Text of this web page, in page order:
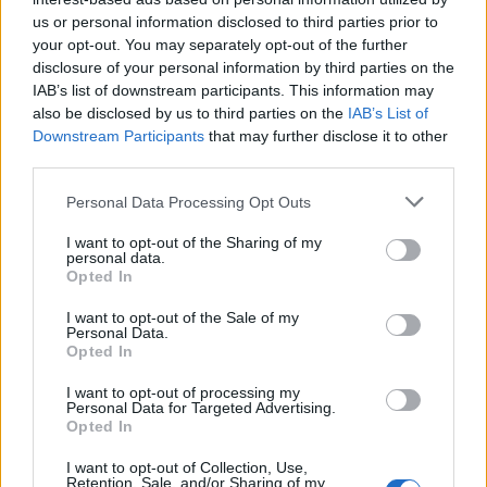
us or personal information disclosed to third parties prior to
your opt-out. You may separately opt-out of the further
disclosure of your personal information by third parties on the
IAB’s list of downstream participants. This information may
also be disclosed by us to third parties on the IAB’s List of
Downstream Participants that may further disclose it to other
Personal Data Processing Opt Outs
I want to opt-out of the Sharing of my
personal data.
Opted In
I want to opt-out of the Sale of my
Personal Data.
Opted In
I want to opt-out of processing my
Personal Data for Targeted Advertising.
Opted In
I want to opt-out of Collection, Use,
Retention, Sale, and/or Sharing of my
A propos Nathalie Leclerc
2950 Articles
médecine. Mère de deux enfants, elle allie une solide
expertise journalistique à une expérience concrète de la
santé familiale et de la nutrition. Fervente adepte d’un mode
de vie sain, écologique et durable, elle s’engage depuis de
nombreuses années en faveur des produits biologiques et
des solutions de ménage respectueuses de l’environnement.
Grâce à cette double casquette de journaliste et de maman
engagée, Nathalie propose des conseils pratiques, fiables et